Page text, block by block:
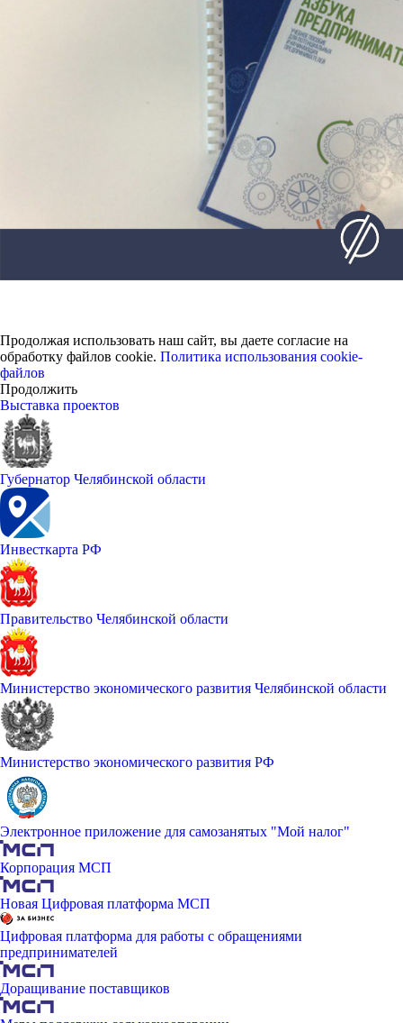
Продолжая использовать наш сайт, вы даете согласие на
обработку файлов cookie. Политика использования cookie-
файлов
Продолжить
Выставка проектов
Губернатор Челябинской области
Инвесткарта РФ
Правительство Челябинской области
Министерство экономического развития Челябинской области
Министерство экономического развития РФ
Электронное приложение для самозанятых "Мой налог"
Корпорация МСП
Новая Цифровая платформа МСП
Цифровая платформа для работы с обращениями
предпринимателей
Доращивание поставщиков